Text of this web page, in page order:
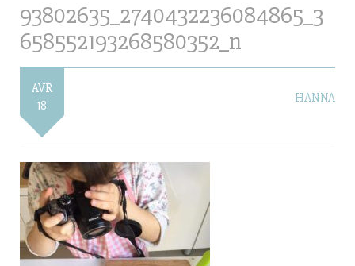
93802635_2740432236084865_3
658552193268580352_n
AVR
18
HANNA